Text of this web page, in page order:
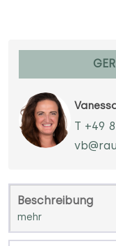
T +49
Beschreibung